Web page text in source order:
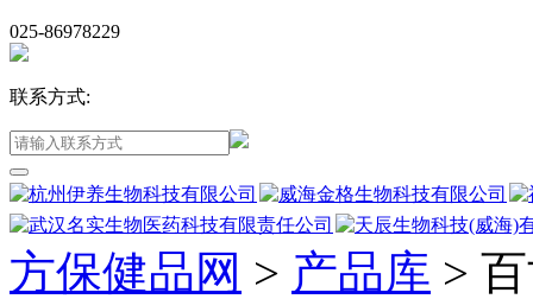
025-86978229
联系方式:
方保健品网 > 产品库 >